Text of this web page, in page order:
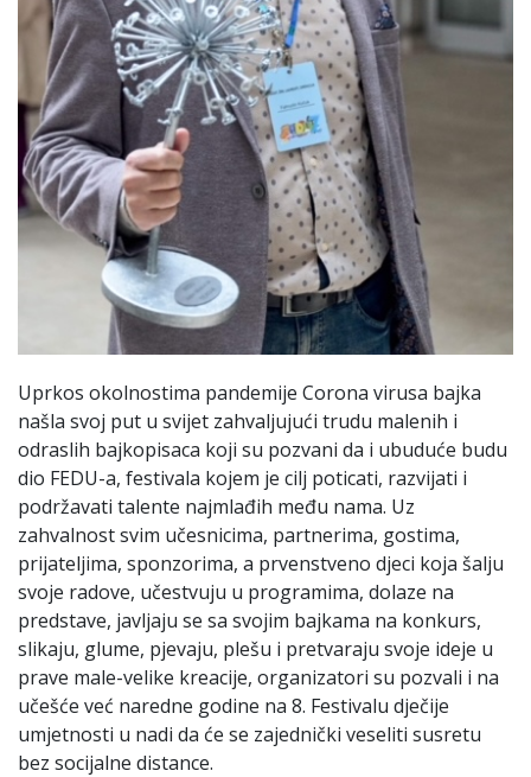
Uprkos okolnostima pandemije Corona virusa bajka
našla svoj put u svijet zahvaljujući trudu malenih i
odraslih bajkopisaca koji su pozvani da i ubuduće budu
dio FEDU-a, festivala kojem je cilj poticati, razvijati i
podržavati talente najmlađih među nama. Uz
zahvalnost svim učesnicima, partnerima, gostima,
prijateljima, sponzorima, a prvenstveno djeci koja šalju
svoje radove, učestvuju u programima, dolaze na
predstave, javljaju se sa svojim bajkama na konkurs,
slikaju, glume, pjevaju, plešu i pretvaraju svoje ideje u
prave male-velike kreacije, organizatori su pozvali i na
učešće već naredne godine na 8. Festivalu dječije
umjetnosti u nadi da će se zajednički veseliti susretu
bez socijalne distance.